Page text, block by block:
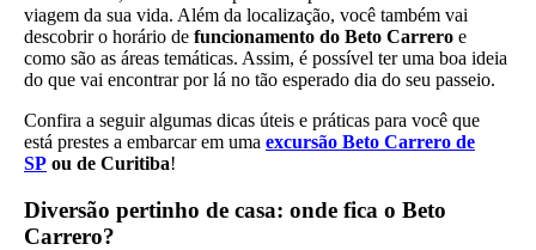
viagem da sua vida. Além da localização, você também vai
descobrir o horário de funcionamento do Beto Carrero e
como são as áreas temáticas. Assim, é possível ter uma boa ideia
do que vai encontrar por lá no tão esperado dia do seu passeio.
Confira a seguir algumas dicas úteis e práticas para você que
está prestes a embarcar em uma excursão Beto Carrero de
SP ou de Curitiba!
Diversão pertinho de casa: onde fica o Beto
Carrero?